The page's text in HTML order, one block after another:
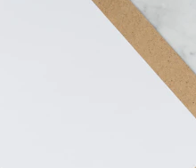
di lavoro con successo
non verbale: la